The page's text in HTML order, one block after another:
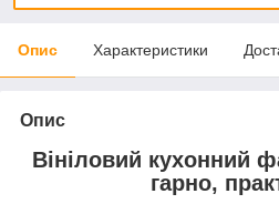
Опис Характеристики
Опис
Вініловий кухонний
гарно,